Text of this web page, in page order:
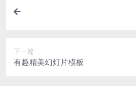
下一篇
有趣精美幻灯片模板